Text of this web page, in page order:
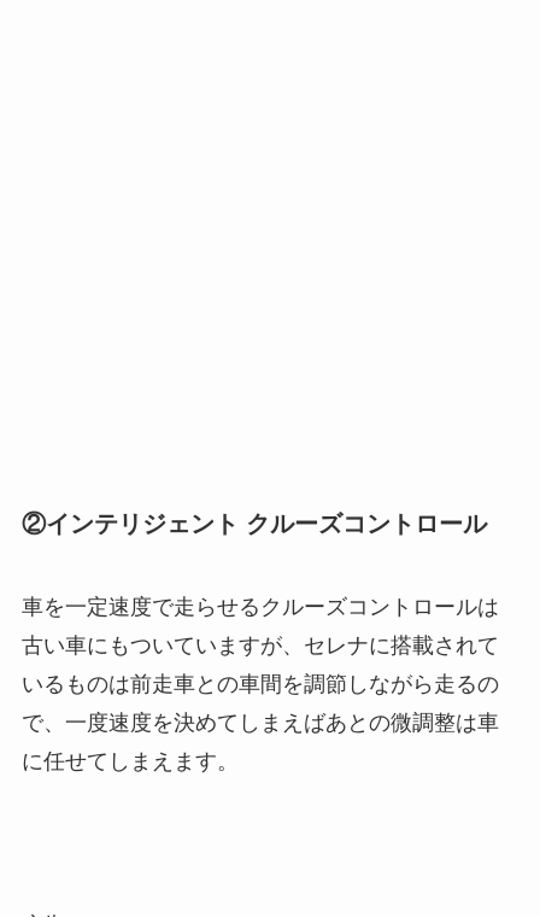
②インテリジェント クルーズコントロール
車を一定速度で走らせるクルーズコントロールは
古い車にもついていますが、セレナに搭載されて
いるものは前走車との車間を調節しながら走るの
で、一度速度を決めてしまえばあとの微調整は車
に任せてしまえます。